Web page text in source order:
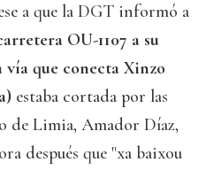
a que la DGT informó a
OU-1107 a su
que conecta Xinzo
estaba cortada por las
de Limia, Amador Díaz,
después que "xa baixou